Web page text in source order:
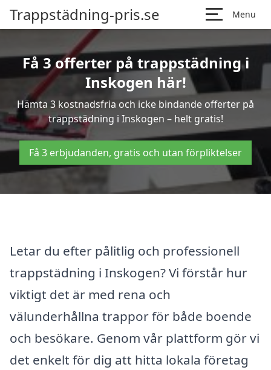
Trappstädning-pris.se Menu
Få 3 offerter på trappstädning i
Inskogen här!
Hämta 3 kostnadsfria och icke bindande offerter på
trappstädning i Inskogen – helt gratis!
Få 3 erbjudanden, gratis och utan förpliktelser
Letar du efter pålitlig och professionell
trappstädning i Inskogen? Vi förstår hur
viktigt det är med rena och
välunderhållna trappor för både boende
och besökare. Genom vår plattform gör vi
det enkelt för dig att hitta lokala företag